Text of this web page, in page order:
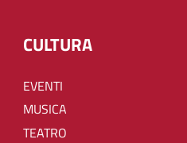
CULTURA
EVENTI
MUSICA
TEATRO